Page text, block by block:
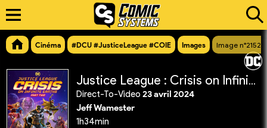
Cinéma #DCU #JusticeLeague #COIE Images Image n°21526
Justice League : Crisis on Infinite Earths Partie 2
Direct-To-Video 23 avril 2024
Jeff Wamester
1h34min